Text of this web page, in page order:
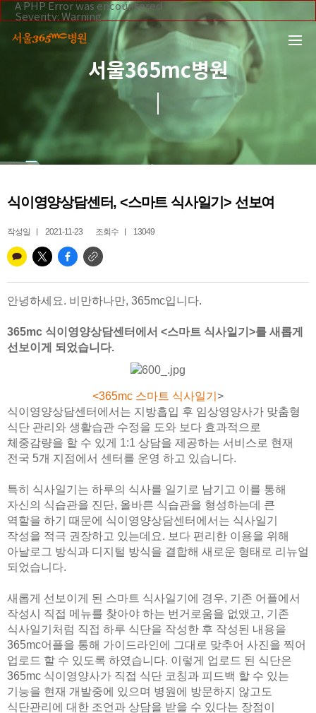
A PHP Error was encountered
Severity: Warning
Message: Invalid argument supplied for foreach()
Filename: _inc/header_body.php
Line Number: 108
/home/suction/public_html/application/views/mobile/
Line: 108
Function: _error_handler
/home/suction/public_html/application/views/mobile/
Line: 295
Function: include
File:
/home/suction/public_html/application/core/
File:
/home/suction/public_html/application/controllers/
Function: view_print
File: /home/suction/public_html/index.php
Line: 327
Function: require_once
본문 바로가기
서울365mc병원
식이영양상담센터, <스마트 식사일기> 선보여
작성일 2021-11-23 조회수 13049
안녕하세요. 비만하나만, 365mc입니다.
365mc 식이영양상담센터에서 <스마트 식사일기>를 새롭게
선보이게 되었습니다.
<365mc 스마트 식사일기 >
식이영양상담센터에서는 지방흡입 후 임상영양사가 맞춤형
식단 관리와 생활습관 수정을 도와 보다 효과적으로
체중감량을 할 수 있게 1:1 상담을 제공하는 서비스로 현재
전국 5개 지점에서 센터를 운영 하고 있습니다.
특히 식사일기는 하루의 식사를 일기로 남기고 이를 통해
자신의 식습관을 진단, 올바른 식습관을 형성하는데 큰
역할을 하기 때문에 식이영양상담센터에서는 식사일기
작성을 적극 권장하고 있는데요. 보다 편리한 이용을 위해
아날로그 방식과 디지털 방식을 결합해 새로운 형태로 리뉴얼
되었습니다.
새롭게 선보이게 된 스마트 식사일기에 경우, 기존 어플에서
작성시 직접 메뉴를 찾아야 하는 번거로움을 없앴고, 기존
식사일기처럼 직접 하루 식단을 작성한 후 작성된 내용을
365mc어플을 통해 가이드라인에 그대로 맞추어 사진을 찍어
업로드 할 수 있도록 하였습니다. 이렇게 업로드 된 식단은
365mc 식이영양사가 직접 식단 코칭과 피드백 할 수 있는
기능을 현재 개발중에 있으며 병원에 방문하지 않고도
식단관리에 대한 조언과 상담을 받을 수 있다는 장점이